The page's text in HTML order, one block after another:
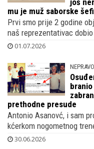
još
mu je muž saborske
Prvi smo prije 2 godine
naš reprezentativac
01.07.2026
prethodne presude
Antonio Asanovć, i sam
kćerkom nogometnog
30.06.2026